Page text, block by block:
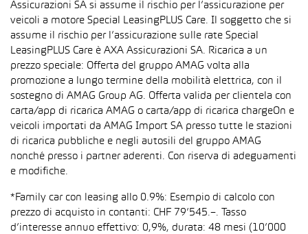
Assicurazioni SA si assume il rischio per l’assicurazione per
veicoli a motore Special LeasingPLUS Care. Il soggetto che si
assume il rischio per l’assicurazione sulle rate Special
LeasingPLUS Care è AXA Assicurazioni SA. Ricarica a un
prezzo speciale: Offerta del gruppo AMAG volta alla
promozione a lungo termine della mobilità elettrica, con il
sostegno di AMAG Group AG. Offerta valida per clientela con
carta/app di ricarica AMAG o carta/app di ricarica chargeOn e
veicoli importati da AMAG Import SA presso tutte le stazioni
di ricarica pubbliche e negli autosili del gruppo AMAG
nonché presso i partner aderenti. Con riserva di adeguamenti
e modifiche.
*Family car con leasing allo 0.9%: Esempio di calcolo con
prezzo di acquisto in contanti: CHF 79’545.–. Tasso
d’interesse annuo effettivo: 0,9%, durata: 48 mesi (10’000